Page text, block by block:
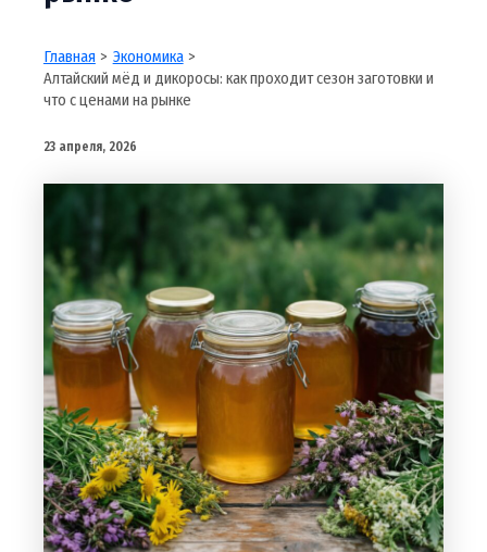
Главная
Экономика
Алтайский мёд и дикоросы: как проходит сезон заготовки и
что с ценами на рынке
23 апреля, 2026